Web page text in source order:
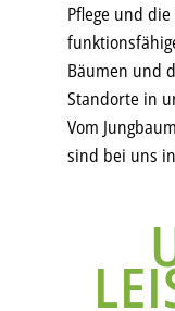
Pflege und
Bäumen und
Standorte in
Vom
sind bei uns